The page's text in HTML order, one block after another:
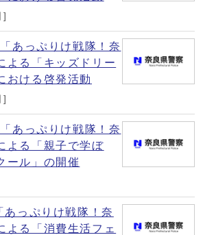
]
あっぷりけ戦隊！奈
よる「キッズドリー
おける啓発活動
]
あっぷりけ戦隊！奈
よる「親子で学ぼ
ール」の開催
っぷりけ戦隊！奈
よる「消費生活フェ